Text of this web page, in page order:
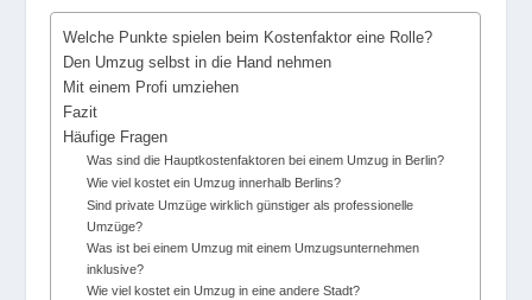
Welche Punkte spielen beim Kostenfaktor eine Rolle?
Den Umzug selbst in die Hand nehmen
Mit einem Profi umziehen
Fazit
Häufige Fragen
Was sind die Hauptkostenfaktoren bei einem Umzug in Berlin?
Wie viel kostet ein Umzug innerhalb Berlins?
Sind private Umzüge wirklich günstiger als professionelle
Umzüge?
Was ist bei einem Umzug mit einem Umzugsunternehmen
inklusive?
Wie viel kostet ein Umzug in eine andere Stadt?